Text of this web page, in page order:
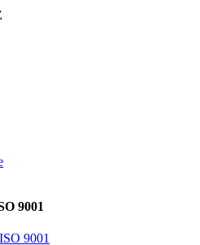
9001